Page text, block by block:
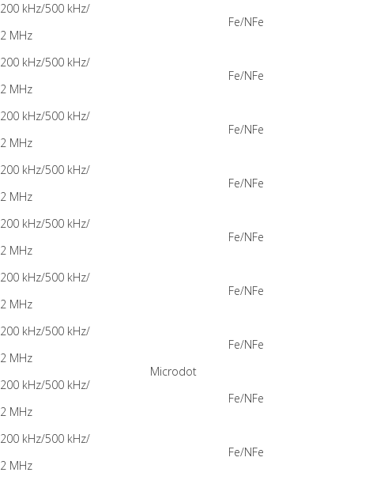
Microdot
200 kHz/500 kHz/
2 MHz
Fe/NFe
200 kHz/500 kHz/
2 MHz
Fe/NFe
200 kHz/500 kHz/
2 MHz
Fe/NFe
200 kHz/500 kHz/
2 MHz
Fe/NFe
200 kHz/500 kHz/
2 MHz
Fe/NFe
200 kHz/500 kHz/
2 MHz
Fe/NFe
200 kHz/500 kHz/
2 MHz
Fe/NFe
200 kHz/500 kHz/
2 MHz
Fe/NFe
200 kHz/500 kHz/
2 MHz
Fe/NFe